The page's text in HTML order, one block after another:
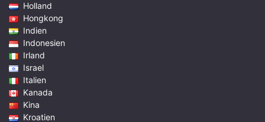
Holland
Hongkong
Indien
Indonesien
Irland
Israel
Italien
Kanada
Kina
Kroatien